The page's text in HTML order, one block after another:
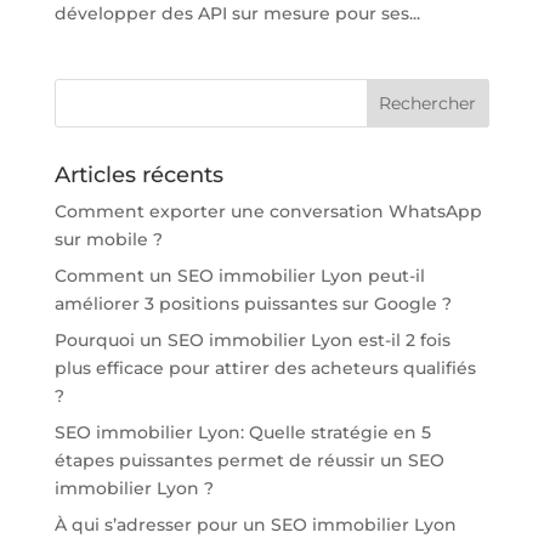
développer des API sur mesure pour ses...
Articles récents
Comment exporter une conversation WhatsApp
sur mobile ?
Comment un SEO immobilier Lyon peut-il
améliorer 3 positions puissantes sur Google ?
Pourquoi un SEO immobilier Lyon est-il 2 fois
plus efficace pour attirer des acheteurs qualifiés
?
SEO immobilier Lyon: Quelle stratégie en 5
étapes puissantes permet de réussir un SEO
immobilier Lyon ?
À qui s’adresser pour un SEO immobilier Lyon